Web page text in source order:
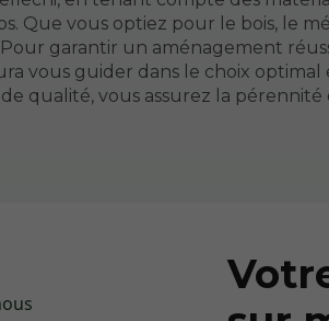
Que vous optiez pour le bois, le
garantir un aménagement
vous guider dans le choix optimal
qualité, vous assurez la pérennité